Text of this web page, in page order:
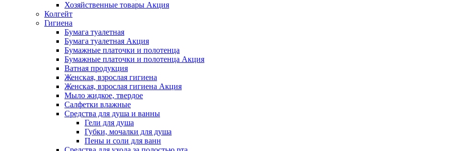
Хозяйственные товары Акция
Колгейт
Гигиена
Бумага туалетная
Бумага туалетная Акция
Бумажные платочки и полотенца
Бумажные платочки и полотенца Акция
Ватная продукция
Женская, взрослая гигиена
Женская, взрослая гигиена Акция
Мыло жидкое, твердое
Салфетки влажные
Средства для душа и ванны
Гели для душа
Губки, мочалки для душа
Пены и соли для ванн